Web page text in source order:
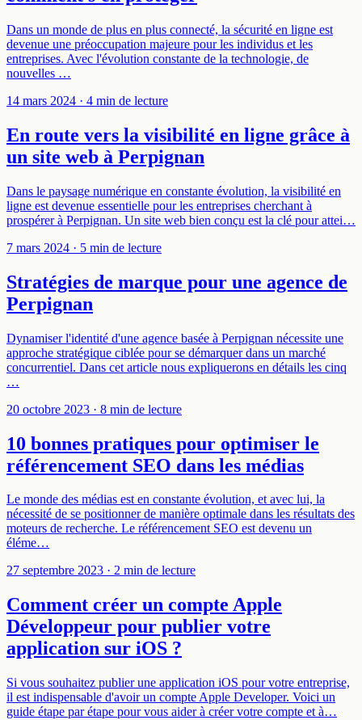
Dans un monde de plus en plus connecté, la sécurité en ligne est
devenue une préoccupation majeure pour les individus et les
entreprises. Avec l'évolution constante de la technologie, de
nouvelles …
14 mars 2024 · 4 min de lecture
En route vers la visibilité en ligne grâce à
un site web à Perpignan
Dans le paysage numérique en constante évolution, la visibilité en
ligne est devenue essentielle pour les entreprises cherchant à
prospérer à Perpignan. Un site web bien conçu est la clé pour attei…
7 mars 2024 · 5 min de lecture
Stratégies de marque pour une agence de
Perpignan
Dynamiser l'identité d'une agence basée à Perpignan nécessite une
approche stratégique ciblée pour se démarquer dans un marché
concurrentiel. Dans cet article nous expliquerons en détails les cinq
…
20 octobre 2023 · 8 min de lecture
10 bonnes pratiques pour optimiser le
référencement SEO dans les médias
Le monde des médias est en constante évolution, et avec lui, la
nécessité de se positionner de manière optimale dans les résultats des
moteurs de recherche. Le référencement SEO est devenu un
éléme…
27 septembre 2023 · 2 min de lecture
Comment créer un compte Apple
Développeur pour publier votre
application sur iOS ?
Si vous souhaitez publier une application iOS pour votre entreprise,
il est indispensable d'avoir un compte Apple Developer. Voici un
guide étape par étape pour vous aider à créer votre compte et à…